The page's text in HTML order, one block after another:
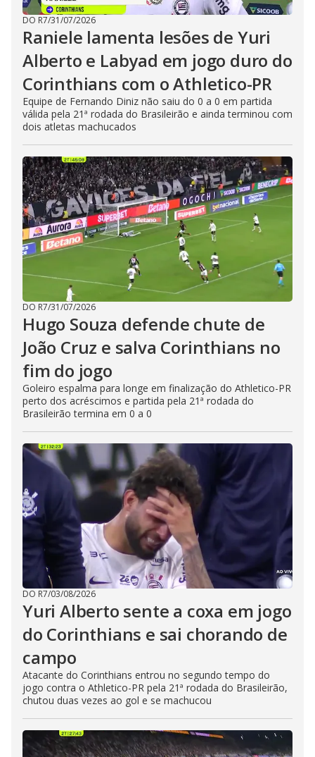
DO R7/31/07/2026
Raniele lamenta lesões de Yuri
Alberto e Labyad em jogo duro do
Corinthians com o Athletico-PR
Equipe de Fernando Diniz não saiu do 0 a 0 em partida
válida pela 21ª rodada do Brasileirão e ainda terminou com
dois atletas machucados
DO R7/31/07/2026
Hugo Souza defende chute de
João Cruz e salva Corinthians no
fim do jogo
Goleiro espalma para longe em finalização do Athletico-PR
perto dos acréscimos e partida pela 21ª rodada do
Brasileirão termina em 0 a 0
DO R7/03/08/2026
Yuri Alberto sente a coxa em jogo
do Corinthians e sai chorando de
campo
Atacante do Corinthians entrou no segundo tempo do
jogo contra o Athletico-PR pela 21ª rodada do Brasileirão,
chutou duas vezes ao gol e se machucou